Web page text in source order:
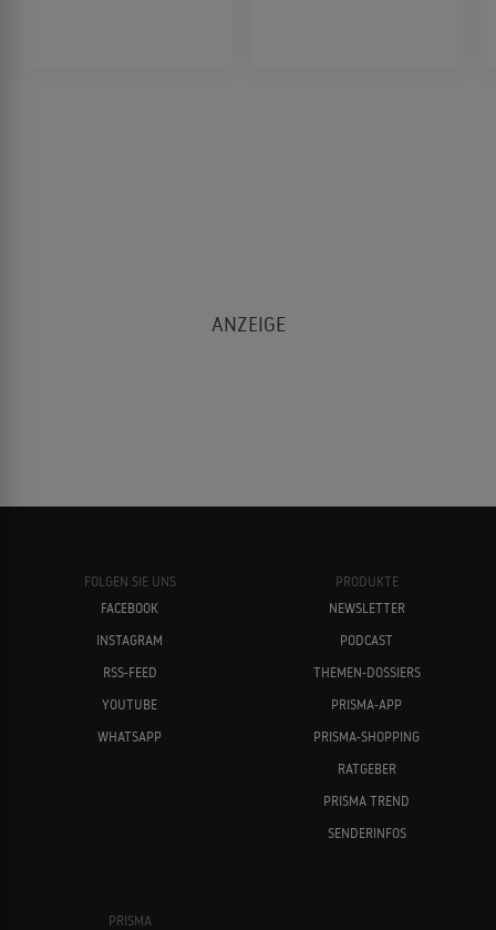
FOLGEN SIE UNS
FACEBOOK
INSTAGRAM
RSS-FEED
YOUTUBE
WHATSAPP
PRODUKTE
NEWSLETTER
PODCAST
THEMEN-DOSSIERS
PRISMA-APP
PRISMA-SHOPPING
RATGEBER
PRISMA TREND
SENDERINFOS
PRISMA